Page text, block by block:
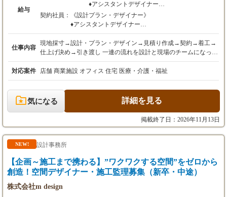
給与
♦︎アシスタントデザイナー
住宅やインテリア関連会社での業務経験があ
り、空間についての知識はあるが、業界未経験
勤務してもらいます。
半年〜2年ほどでデザイナーに昇格。
想定年収240万円～300万円
♦︎空間デザイナー・ディレクター
案件一通りの接客、設計及び制作、現場の進捗
管理、引き渡しまでを担当する業務を空間デザ
務を指します。
【給与】
想定年収300万円～440万円
契約社員：
《設計プラン・デザイナー》
♦︎アシスタントデザイナー
住宅やインテリア関連会社での業務経験があり、空間
についての知識はあるが、業界未経験者の方は先ずは
アシスタントデザイナーとして勤務してもらいます。
半年〜2年ほどでデザイナーに昇格。
【給与】
想定年収240万円～300万円
月給20万円～25万円
※経験・スキルを考慮の上、決定します。
♦︎空間デザイナー・ディレクター
案件一通りの接客、設計及び制作、現場の進捗管理、
引き渡しまでを担当する業務を空間デザイナーとし、
す。
【給与】
仕事内容
現地採寸→設計・プラン・デザイン→見積り作成→契約→着工→
仕上げ決め→引き渡し 一連の流れを設計と現場のチームになって
動きます。 《設計プラン・デザイナー》 ・現地採寸・レイアウ
トプラン・デザイン・パース・施工図など。 ・ヘアサロン・飲食
店・物販・住宅・オフィスなど多岐に渡るので、クライアントに
合わせて柔軟な発想が必要です。 《現場監督》 ・現地採寸、打
ち合わせ立会い、各業者連絡及び管理 ・積算や工程管理、適正に
より設計、デザイン業務兼任 ※設計や現場の枠に縛られず、デザ
インしながら現場も行うなど自身の成長につながる働き方を見つ
けて行きましょう。
対応案件 店舗 商業施設 オフィス 住宅 医療・介護・福祉
気になる 詳細を見る
掲載終了日：2026年11月13日
NEW! 設計事務所
【企画～施工まで携わる】”ワクワクする空間”をゼロから
創造！空間デザイナー・施工監理募集（新卒・中途）
株式会社m design